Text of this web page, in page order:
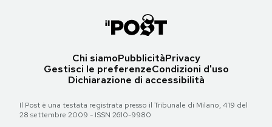
Chi siamoPubblicitàPrivacy
Gestisci le preferenzeCondizioni d'uso
Dichiarazione di accessibilità
Il Post è una testata registrata presso il Tribunale di Milano, 419 del
28 settembre 2009 - ISSN 2610-9980